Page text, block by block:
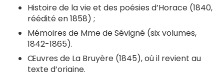
Histoire de la vie et des poésies d’Horace (1840,
réédité en 1858) ;
Mémoires de Mme de Sévigné (six volumes,
1842-1865).
Œuvres de La Bruyère (1845), où il revient au
texte d’origine.